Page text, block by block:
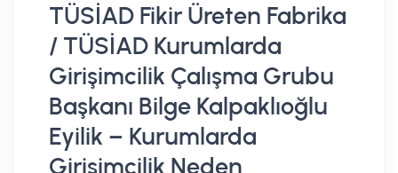
TÜSİAD Fikir Üreten Fabrika
/ TÜSİAD Kurumlarda
Girişimcilik Çalışma Grubu
Başkanı Bilge Kalpaklıoğlu
Eyilik – Kurumlarda
Girişimcilik Neden